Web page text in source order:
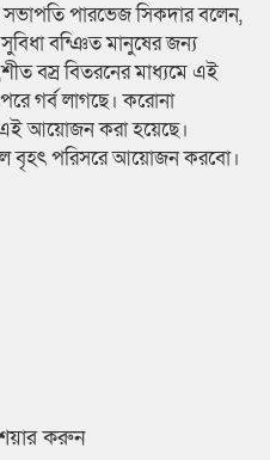
পারভেজ সিকদার বলেন,
বন্ঞিত মানুষের জন্য
বস্র বিতরনের মাধ্যমে এই
গর্ব লাগছে। করোনা
এই আয়োজন করা হয়েছে।
বৃহৎ পরিসরে আয়োজন করবো।
করুন